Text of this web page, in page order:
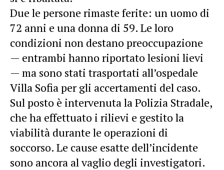
Due le persone rimaste ferite: un uomo di
72 anni e una donna di 59. Le loro
condizioni non destano preoccupazione
— entrambi hanno riportato lesioni lievi
— ma sono stati trasportati all’ospedale
Villa Sofia per gli accertamenti del caso.
Sul posto è intervenuta la Polizia Stradale,
che ha effettuato i rilievi e gestito la
viabilità durante le operazioni di
soccorso. Le cause esatte dell’incidente
sono ancora al vaglio degli investigatori.